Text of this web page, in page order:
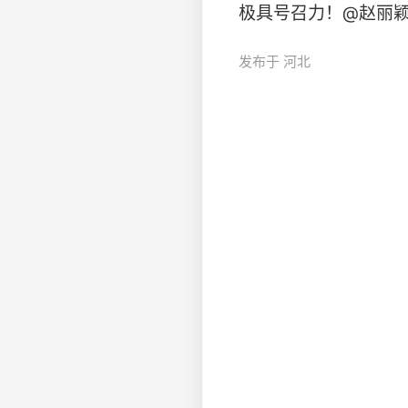
极具号召力！@赵丽
发布于 河北